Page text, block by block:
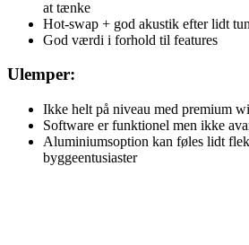
at tænke
Hot-swap + god akustik efter lidt
God værdi i forhold til features
Ulemper:
Ikke helt på niveau med premium
Software er funktionel men ikke
Aluminiumsoption kan føles lidt
byggeentusiaster